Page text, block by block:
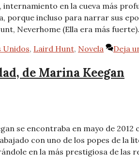
internamiento en la cueva más
porque incluso para narrar sus
Neverhome (Ella era más
Unidos, Laird Hunt, Novela Deja
de Marina Keegan
se encontraba en mayo de
con uno de los popes de
en la más prestigiosa de las